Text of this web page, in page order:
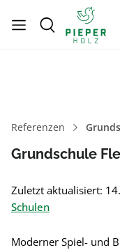
Referenzen
Grundschule
Zuletzt aktualisiert:
Schulen
Moderner Spiel- und